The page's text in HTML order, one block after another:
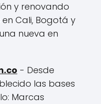
y renovando
Cali, Bogotá y
nueva en
- Desde
las bases
Marcas